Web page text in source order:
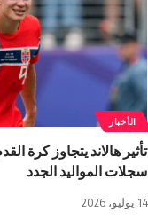
الأخبار
تأثير هالاند يتجاوز كرة
سجلات المواليد الجدد
14 يوليو، 2026